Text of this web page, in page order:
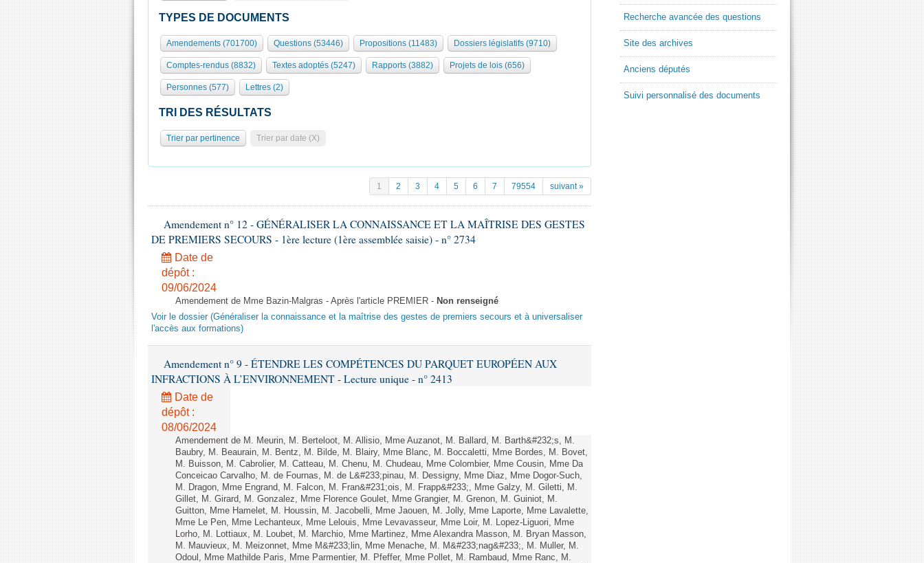
TYPES DE DOCUMENTS
Amendements (701700) Questions (53446) Propositions (11483) Dossiers législatifs (9710)
Comptes-rendus (8832) Textes adoptés (5247) Rapports (3882) Projets de lois (656)
Personnes (577) Lettres (2)
TRI DES RÉSULTATS
Trier par pertinence Trier par date (X)
1 2 3 4 5 6 7 79554 suivant »
Amendement n° 12 - GÉNÉRALISER LA CONNAISSANCE ET LA MAÎTRISE DES GESTES
DE PREMIERS SECOURS - 1ère lecture (1ère assemblée saisie) - n° 2734
Date de
dépôt :
09/06/2024
Amendement de Mme Bazin-Malgras - Après l'article PREMIER - Non renseigné
Voir le dossier (Généraliser la connaissance et la maîtrise des gestes de premiers secours et à universaliser
l'accès aux formations)
Amendement n° 9 - ÉTENDRE LES COMPÉTENCES DU PARQUET EUROPÉEN AUX
INFRACTIONS À L’ENVIRONNEMENT - Lecture unique - n° 2413
Date de
dépôt :
08/06/2024
Amendement de M. Meurin, M. Berteloot, M. Allisio, Mme Auzanot, M. Ballard, M. Barth&#232;s, M.
Baubry, M. Beaurain, M. Bentz, M. Bilde, M. Blairy, Mme Blanc, M. Boccaletti, Mme Bordes, M. Bovet,
M. Buisson, M. Cabrolier, M. Catteau, M. Chenu, M. Chudeau, Mme Colombier, Mme Cousin, Mme Da
Conceicao Carvalho, M. de Fournas, M. de L&#233;pinau, M. Dessigny, Mme Diaz, Mme Dogor-Such,
M. Dragon, Mme Engrand, M. Falcon, M. Fran&#231;ois, M. Frapp&#233;, Mme Galzy, M. Giletti, M.
Gillet, M. Girard, M. Gonzalez, Mme Florence Goulet, Mme Grangier, M. Grenon, M. Guiniot, M.
Guitton, Mme Hamelet, M. Houssin, M. Jacobelli, Mme Jaouen, M. Jolly, Mme Laporte, Mme Lavalette,
Mme Le Pen, Mme Lechanteux, Mme Lelouis, Mme Levavasseur, Mme Loir, M. Lopez-Liguori, Mme
Lorho, M. Lottiaux, M. Loubet, M. Marchio, Mme Martinez, Mme Alexandra Masson, M. Bryan Masson,
M. Mauvieux, M. Meizonnet, Mme M&#233;lin, Mme Menache, M. M&#233;nag&#233;, M. Muller, M.
Odoul, Mme Mathilde Paris, Mme Parmentier, M. Pfeffer, Mme Pollet, M. Rambaud, Mme Ranc, M.
Recherche avancée des questions
Site des archives
Anciens députés
Suivi personnalisé des documents